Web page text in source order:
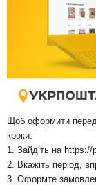
Щоб оформити
кроки:
1. Зайдіть на https://
2. Вкажіть період,
3. Оформте